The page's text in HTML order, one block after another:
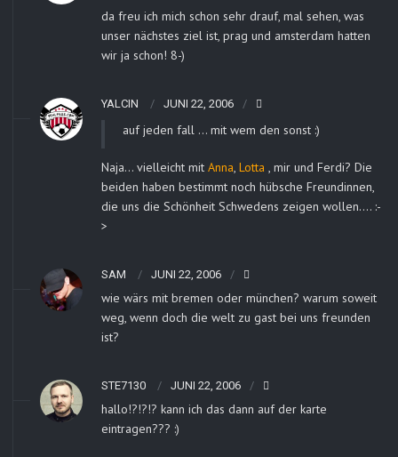
da freu ich mich schon sehr drauf, mal sehen, was
unser nächstes ziel ist, prag und amsterdam hatten
wir ja schon! 8-)
YALCIN JUNI 22, 2006
auf jeden fall … mit wem den sonst :)
Naja… vielleicht mit Anna, Lotta , mir und Ferdi? Die
beiden haben bestimmt noch hübsche Freundinnen,
die uns die Schönheit Schwedens zeigen wollen…. :-
>
SAM JUNI 22, 2006
wie wärs mit bremen oder münchen? warum soweit
weg, wenn doch die welt zu gast bei uns freunden
ist?
STE7130 JUNI 22, 2006
hallo!?!?!? kann ich das dann auf der karte
eintragen??? :)